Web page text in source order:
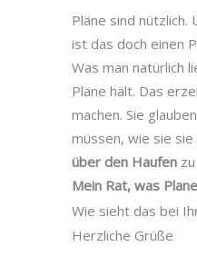
Pläne sind nützlich.
ist das doch einen
Was man natürlich
Pläne hält. Das
machen. Sie
müssen, wie sie
über den Haufen
Mein Rat, was
Wie sieht das bei
Herzliche Grüße